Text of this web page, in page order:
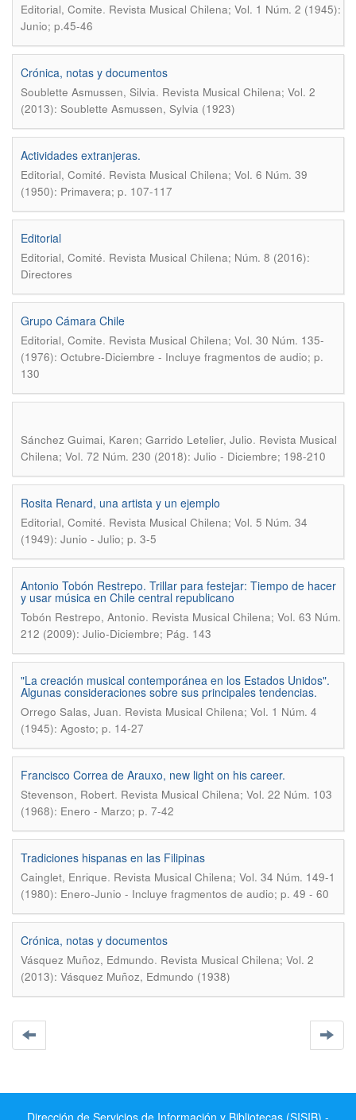
Editorial, Comite. Revista Musical Chilena; Vol. 1 Núm. 2 (1945):
Junio; p.45-46
Crónica, notas y documentos
Soublette Asmussen, Silvia. Revista Musical Chilena; Vol. 2
(2013): Soublette Asmussen, Sylvia (1923)
Actividades extranjeras.
Editorial, Comité. Revista Musical Chilena; Vol. 6 Núm. 39
(1950): Primavera; p. 107-117
Editorial
Editorial, Comité. Revista Musical Chilena; Núm. 8 (2016):
Directores
Grupo Cámara Chile
Editorial, Comite. Revista Musical Chilena; Vol. 30 Núm. 135-
(1976): Octubre-Diciembre - Incluye fragmentos de audio; p.
130
Sánchez Guimai, Karen; Garrido Letelier, Julio. Revista Musical
Chilena; Vol. 72 Núm. 230 (2018): Julio - Diciembre; 198-210
Rosita Renard, una artista y un ejemplo
Editorial, Comité. Revista Musical Chilena; Vol. 5 Núm. 34
(1949): Junio - Julio; p. 3-5
Antonio Tobón Restrepo. Trillar para festejar: Tiempo de hacer
y usar música en Chile central republicano
Tobón Restrepo, Antonio. Revista Musical Chilena; Vol. 63 Núm.
212 (2009): Julio-Diciembre; Pág. 143
"La creación musical contemporánea en los Estados Unidos".
Algunas consideraciones sobre sus principales tendencias.
Orrego Salas, Juan. Revista Musical Chilena; Vol. 1 Núm. 4
(1945): Agosto; p. 14-27
Francisco Correa de Arauxo, new light on his career.
Stevenson, Robert. Revista Musical Chilena; Vol. 22 Núm. 103
(1968): Enero - Marzo; p. 7-42
Tradiciones hispanas en las Filipinas
Cainglet, Enrique. Revista Musical Chilena; Vol. 34 Núm. 149-1
(1980): Enero-Junio - Incluye fragmentos de audio; p. 49 - 60
Crónica, notas y documentos
Vásquez Muñoz, Edmundo. Revista Musical Chilena; Vol. 2
(2013): Vásquez Muñoz, Edmundo (1938)
Dirección de Servicios de Información y Bibliotecas (SISIB) -